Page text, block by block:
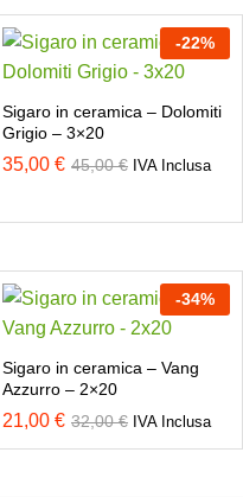
-22%
Sigaro in ceramica – Dolomiti
Grigio – 3×20
35,00 € 45,00€ IVA Inclusa
-34%
Sigaro in ceramica – Vang
Azzurro – 2×20
21,00 € 32,00€ IVA Inclusa